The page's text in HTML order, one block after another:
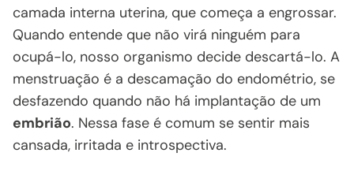
camada interna uterina, que começa a engrossar.
Quando entende que não virá ninguém para
ocupá-lo, nosso organismo decide descartá-lo. A
menstruação é a descamação do endométrio, se
desfazendo quando não há implantação de um
embrião. Nessa fase é comum se sentir mais
cansada, irritada e introspectiva.